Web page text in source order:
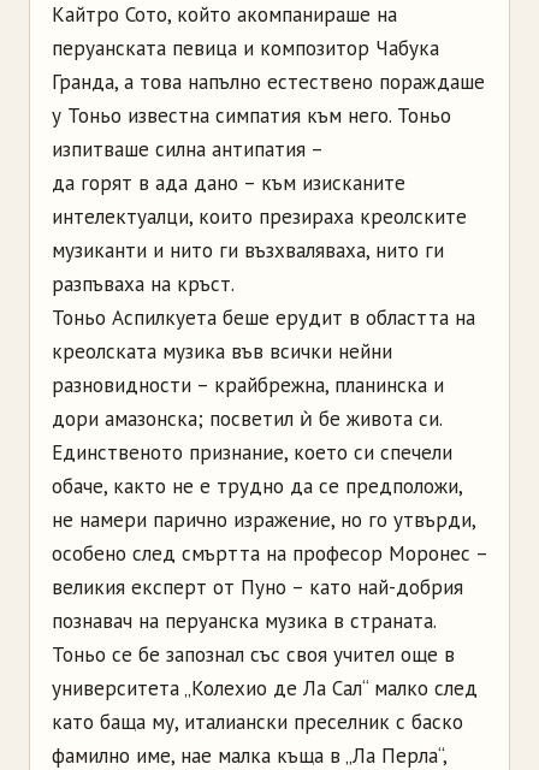
Кайтро Сото, който акомпанираше на
перуанската певица и композитор Чабука
Грандa, а това напълно естествено пораждаше
у Тоньо известна симпатия към него. Тоньо
изпитваше силна антипатия –
да горят в ада дано – към изисканите
интелектуалци, които презираха креолските
музиканти и нито ги възхваляваха, нито ги
разпъваха на кръст.
Тоньо Аспилкуета беше ерудит в областта на
креолската музика във всички нейни
разновидности – крайбрежна, планинска и
дори амазонска; посветил ѝ бе живота си.
Единственото признание, което си спечели
обаче, както не е трудно да се предположи,
не намери парично изражение, но го утвърди,
особено след смъртта на професор Моронес –
великия експерт от Пуно – като най-добрия
познавач на перуанска музика в страната.
Тоньо се бе запознал със своя учител още в
университета „Колехио де Ла Сал“ малко след
като баща му, италиански преселник с баско
фамилно име, нае малка къща в „Ла Перла“,